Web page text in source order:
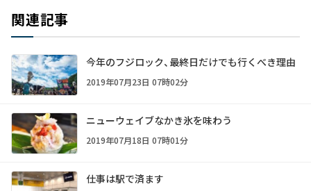
関連記事
今年のフジロック、最終日だけでも行くべき理由
2019年07月23日 07時02分
ニューウェイブなかき氷を味わう
2019年07月18日 07時01分
仕事は駅で済ます